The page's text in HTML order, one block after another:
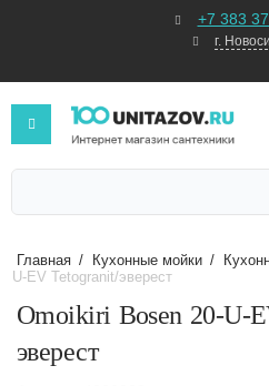
+7 383
г.
Главная / Кухонные мойки /
U-EV Tetogranit/эверест
Omoikiri Bosen 20-U-
эверест